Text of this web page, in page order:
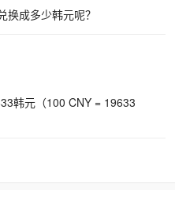
成多少韩元呢？
韩元（100 CNY = 19633